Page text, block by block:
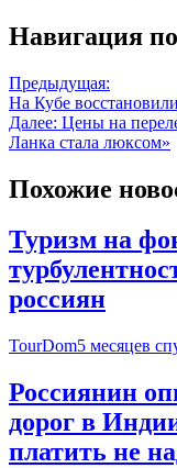
Навигация
Предыдущая:
На Кубе
Далее: Цены на
Ланка стала люксом»
Похожие
Туризм на
россиян
TourDom5 месяцев
Россиянин
дорог в
платить не